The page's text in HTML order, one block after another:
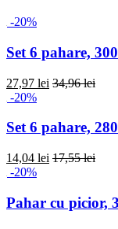
-20%
Set 6 pahare,
27,97 lei 34,96 lei
-20%
Set 6 pahare,
14,04 lei 17,55 lei
-20%
Pahar cu picior,